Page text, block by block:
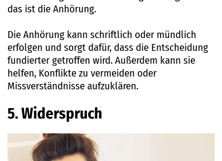
das ist die Anhörung.
Die Anhörung kann schriftlich oder mündlich
erfolgen und sorgt dafür, dass die Entscheidung
fundierter getroffen wird. Außerdem kann sie
helfen, Konflikte zu vermeiden oder
Missverständnisse aufzuklären.
5. Widerspruch